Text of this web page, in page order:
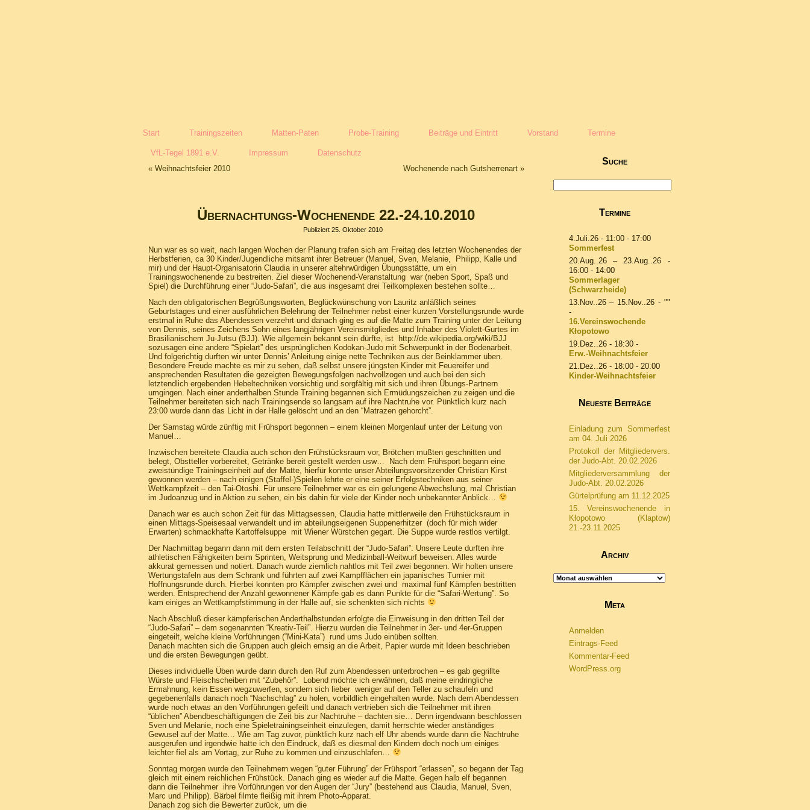
Start Trainingszeiten Matten-Paten Probe-Training Beiträge und Eintritt Vorstand Termine
VfL-Tegel 1891 e.V. Impressum
Datenschutz
« Weihnachtsfeier 2010 Wochenende nach Gutsherrenart»
Übernachtungs-Wochenende 22.-24.10.2010
Publiziert 25. Oktober 2010
Nun war es so weit, nach langen Wochen der Planung trafen sich am Freitag des letzten Wochenendes der
Herbstferien, ca 30 Kinder/Jugendliche mitsamt ihrer Betreuer (Manuel, Sven, Melanie, Philipp, Kalle und
mir) und der Haupt-Organisatorin Claudia in unserer altehrwürdigen Übungsstätte, um ein
Trainingswochenende zu bestreiten. Ziel dieser Wochenend-Veranstaltung war (neben Sport, Spaß und
Spiel) die Durchführung einer “Judo-Safari”, die aus insgesamt drei Teilkomplexen bestehen sollte…
Nach den obligatorischen Begrüßungsworten, Beglückwünschung von Lauritz anläßlich seines
Geburtstages und einer ausführlichen Belehrung der Teilnehmer nebst einer kurzen Vorstellungsrunde wurde
erstmal in Ruhe das Abendessen verzehrt und danach ging es auf die Matte zum Training unter der Leitung
von Dennis, seines Zeichens Sohn eines langjährigen Vereinsmitgliedes und Inhaber des Violett-Gurtes im
Brasilianischem Ju-Jutsu (BJJ). Wie allgemein bekannt sein dürfte, ist
http://de.wikipedia.org/wiki/BJJ
sozusagen eine andere “Spielart” des ursprünglichen Kodokan-Judo mit Schwerpunkt in der Bodenarbeit.
Und folgerichtig durften wir unter Dennis’ Anleitung einige nette Techniken aus der Beinklammer üben.
Besondere Freude machte es mir zu sehen, daß selbst unsere jüngsten Kinder mit Feuereifer und
ansprechenden Resultaten die gezeigten Bewegungsfolgen nachvollzogen und auch bei den sich
letztendlich ergebenden Hebeltechniken vorsichtig und sorgfältig mit sich und ihren Übungs-Partnern
umgingen. Nach einer anderthalben Stunde Training begannen sich Ermüdungszeichen zu zeigen und die
Teilnehmer bereiteten sich nach Trainingsende so langsam auf ihre Nachtruhe vor. Pünktlich kurz nach
23:00 wurde dann das Licht in der Halle gelöscht und an den “Matrazen gehorcht”.
Der Samstag würde zünftig mit Frühsport begonnen – einem kleinen Morgenlauf unter der Leitung von
Manuel…
Inzwischen bereitete Claudia auch schon den Frühstücksraum vor, Brötchen mußten geschnitten und
belegt, Obstteller vorbereitet, Getränke bereit gestellt werden usw… Nach dem Frühsport begann eine
zweistündige Trainingseinheit auf der Matte, hierfür konnte unser Abteilungsvorsitzender Christian Kirst
gewonnen werden – nach einigen (Staffel-)Spielen lehrte er eine seiner Erfolgstechniken aus seiner
Wettkampfzeit – den Tai-Otoshi. Für unsere Teilnehmer war es ein gelungene Abwechslung, mal Christian
im Judoanzug und in Aktion zu sehen, ein bis dahin für viele der Kinder noch unbekannter Anblick…
Danach war es auch schon Zeit für das Mittagsessen, Claudia hatte mittlerweile den Frühstücksraum in
einen Mittags-Speisesaal verwandelt und im abteilungseigenen Suppenerhitzer (doch für mich wider
Erwarten) schmackhafte Kartoffelsuppe mit Wiener Würstchen gegart. Die Suppe wurde restlos vertilgt.
Der Nachmittag begann dann mit dem ersten Teilabschnitt der “Judo-Safari”: Unsere Leute durften ihre
athletischen Fähigkeiten beim Sprinten, Weitsprung und Medizinball-Weitwurf beweisen. Alles wurde
akkurat gemessen und notiert. Danach wurde ziemlich nahtlos mit Teil zwei begonnen. Wir holten unsere
Wertungstafeln aus dem Schrank und führten auf zwei Kampfflächen ein japanisches Turnier mit
Hoffnungsrunde durch. Hierbei konnten pro Kämpfer zwischen zwei und maximal fünf Kämpfen bestritten
werden. Entsprechend der Anzahl gewonnener Kämpfe gab es dann Punkte für die “Safari-Wertung”. So
kam einiges an Wettkampfstimmung in der Halle auf, sie schenkten sich nichts
Nach Abschluß dieser kämpferischen Anderthalbstunden erfolgte die Einweisung in den dritten Teil der
“Judo-Safari” – dem sogenannten “Kreativ-Teil”. Hierzu wurden die Teilnehmer in 3er- und 4er-Gruppen
eingeteilt, welche kleine Vorführungen (“Mini-Kata”) rund ums Judo einüben sollten.
Danach machten sich die Gruppen auch gleich emsig an die Arbeit, Papier wurde mit Ideen beschrieben
und die ersten Bewegungen geübt.
Dieses individuelle Üben wurde dann durch den Ruf zum Abendessen unterbrochen – es gab gegrillte
Würste und Fleischscheiben mit “Zubehör”. Lobend möchte ich erwähnen, daß meine eindringliche
Ermahnung, kein Essen wegzuwerfen, sondern sich lieber weniger auf den Teller zu schaufeln und
gegebenenfalls danach noch “Nachschlag” zu holen, vorbildlich eingehalten wurde. Nach dem Abendessen
wurde noch etwas an den Vorführungen gefeilt und danach vertrieben sich die Teilnehmer mit ihren
“üblichen” Abendbeschäftigungen die Zeit bis zur Nachtruhe – dachten sie… Denn irgendwann beschlossen
Sven und Melanie, noch eine Spieletrainingseinheit einzulegen, damit herrschte wieder anständiges
Gewusel auf der Matte… Wie am Tag zuvor, pünktlich kurz nach elf Uhr abends wurde dann die Nachtruhe
ausgerufen und irgendwie hatte ich den Eindruck, daß es diesmal den Kindern doch noch um einiges
leichter fiel als am Vortag, zur Ruhe zu kommen und einzuschlafen…
Sonntag morgen wurde den Teilnehmern wegen “guter Führung” der Frühsport “erlassen”, so begann der Tag
gleich mit einem reichlichen Frühstück. Danach ging es wieder auf die Matte. Gegen halb elf begannen
dann die Teilnehmer ihre Vorführungen vor den Augen der “Jury” (bestehend aus Claudia, Manuel, Sven,
Marc und Philipp). Bärbel filmte fleißig mit ihrem Photo-Apparat.
Danach zog sich die Bewerter zurück, um die
Suche
Termine
4.Juli.26- 11:00 - 17:00
Sommerfest
20.Aug..26
– 23.Aug..26 -
16:00 - 14:00
Sommerlager
(Schwarzheide)
13.Nov..26 – 15.Nov..26 - ""
-
16.Vereinswochende
Kłopotowo
19.Dez..26- 18:30 -
Erw.-Weihnachtsfeier
21.Dez..26- 18:00 - 20:00
Kinder-Weihnachtsfeier
Neueste Beiträge
Einladung zum Sommerfest
am 04. Juli 2026
Protokoll der Mitgliedervers.
der Judo-Abt. 20.02.2026
Mitgliederversammlung der
Judo-Abt. 20.02.2026
Gürtelprüfung am 11.12.2025
15. Vereinswochenende in
Kłopotowo (Klaptow)
21.-23.11.2025
Archiv
Archiv
Meta
Anmelden
Eintrags-Feed
Kommentar-Feed
WordPress.org